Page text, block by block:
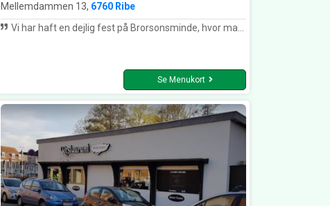
Mellemdammen 13, 6760 Ribe
Vi har haft en dejlig fest på Brorsonsminde, hvor maden blev leveret af Kolvig. Rigtig dejlig menu med spændende vine til. Kan varmt anbefales
Se Menukort